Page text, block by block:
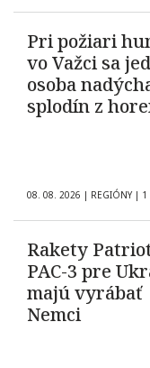
Pri požiari
vo Važci sa
osoba
splodín z
08. 08. 2026 | REGIÓNY | 1
Rakety
PAC-3 pre
majú vyrábať
Nemci